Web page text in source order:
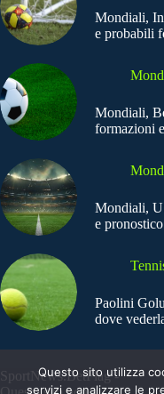
Mondiali,
e probabili
Mondiali,
formazioni
Mondiali,
e pronostico
Paolini
dove
SportNews.BetFlag -
Questo sito utilizza
servizi e analizzare le